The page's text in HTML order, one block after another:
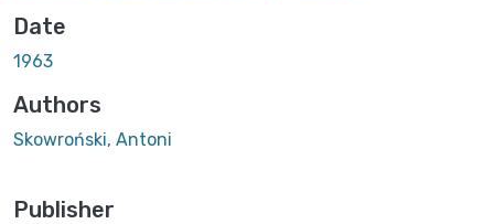
Date
1963
Authors
Skowroński, Antoni
Publisher